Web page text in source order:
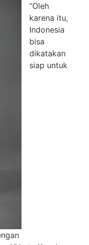
“Oleh
karena itu,
Indonesia
bisa
dikatakan
siap untuk